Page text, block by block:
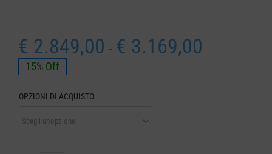
€ 2.849,00 - € 3.169,00
15% Off
OPZIONI DI ACQUISTO